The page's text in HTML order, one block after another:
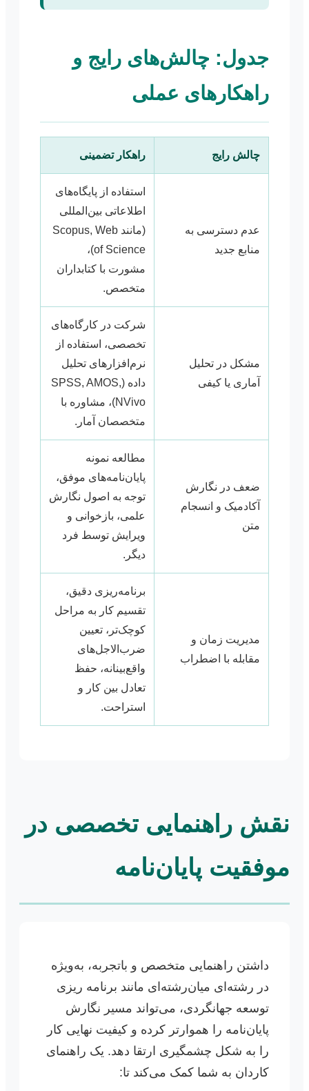
جدول: چالش‌های رایج و
راهکارهای عملی
چالش رایج راهکار تضمینی
عدم دسترسی به
منابع جدید
استفاده از پایگاه‌های
اطلاعاتی بین‌المللی
(مانند Scopus, Web
of Science)،
مشورت با کتابداران
متخصص.
مشکل در تحلیل
آماری یا کیفی
شرکت در کارگاه‌های
تخصصی، استفاده از
نرم‌افزارهای تحلیل
داده (SPSS, AMOS,
NVivo)، مشاوره با
متخصصان آمار.
ضعف در نگارش
آکادمیک و انسجام
متن
مطالعه نمونه
پایان‌نامه‌های موفق،
توجه به اصول نگارش
علمی، بازخوانی و
ویرایش توسط فرد
دیگر.
مدیریت زمان و
مقابله با اضطراب
برنامه‌ریزی دقیق،
تقسیم کار به مراحل
کوچک‌تر، تعیین
ضرب‌الاجل‌های
واقع‌بینانه، حفظ
تعادل بین کار و
استراحت.
نقش راهنمایی تخصصی در
موفقیت پایان‌نامه
داشتن راهنمایی متخصص و باتجربه، به‌ویژه
در رشته‌ای میان‌رشته‌ای مانند برنامه ریزی
توسعه جهانگردی، می‌تواند مسیر نگارش
پایان‌نامه را هموارتر کرده و کیفیت نهایی کار
را به شکل چشمگیری ارتقا دهد. یک راهنمای
کاردان به شما کمک می‌کند تا: